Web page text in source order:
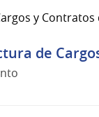
y Contratos
de